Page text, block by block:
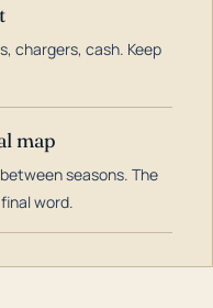
chargers, cash. Keep
map
seasons. The
word.